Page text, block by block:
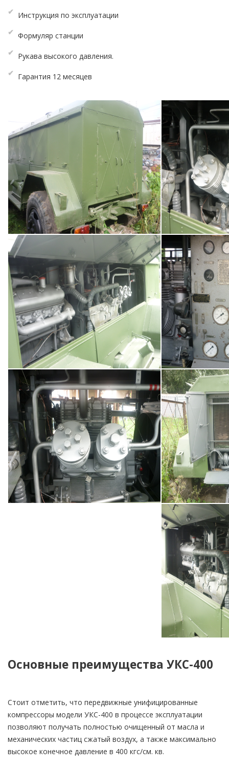
Инструкция по эксплуатации
Формуляр станции
Рукава высокого давления.
Гарантия 12 месяцев
Основные преимущества УКС-400
Стоит отметить, что передвижные унифицированные
компрессоры модели УКС-400 в процессе эксплуатации
позволяют получать полностью очищенный от масла и
механических частиц сжатый воздух, а также максимально
высокое конечное давление в 400 кгс/см. кв.